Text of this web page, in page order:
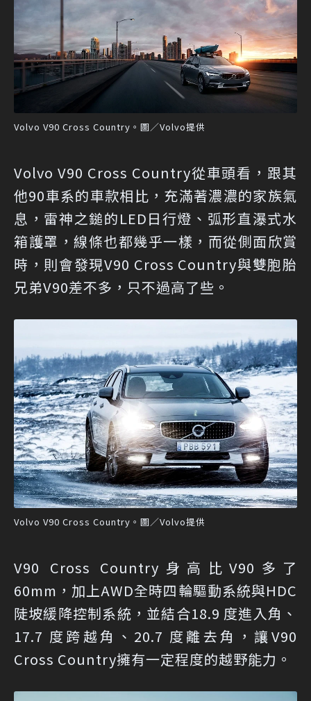
Volvo V90 Cross Country。圖／Volvo提供
Volvo V90 Cross Country從車頭看，跟其
他90車系的車款相比，充滿著濃濃的家族氣
息，雷神之鎚的LED日行燈、弧形直瀑式水
箱護罩，線條也都幾乎一樣，而從側面欣賞
時，則會發現V90 Cross Country與雙胞胎
兄弟V90差不多，只不過高了些。
Volvo V90 Cross Country。圖／Volvo提供
V90 Cross Country身高比V90多了
60mm，加上AWD全時四輪驅動系統與HDC
陡坡緩降控制系統，並結合18.9 度進入角、
17.7 度跨越角、20.7 度離去角，讓V90
Cross Country擁有一定程度的越野能力。